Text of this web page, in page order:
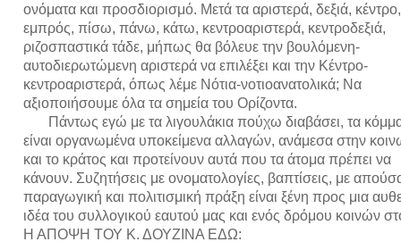
ονόματα και προσδιορισμό. Μετά τα αριστερά, δεξιά, κέντρο,
εμπρός, πίσω, πάνω, κάτω, κεντροαριστερά, κεντροδεξιά,
ριζοσπαστικά τάδε, μήπως θα βόλευε την βουλόμενη-
αυτοδιερωτώμενη αριστερά να επιλέξει και την Κέντρο-
κεντροαριστερά, όπως λέμε Νότια-νοτιοανατολικά; Να
αξιοποιήσουμε όλα τα σημεία του Ορίζοντα.
είναι οργανωμένα υποκείμενα αλλαγών, ανάμεσα στην
και το κράτος και προτείνουν αυτά που τα άτομα πρέπει να
κάνουν. Συζητήσεις με ονοματολογίες, βαπτίσεις, με
παραγωγική και πολιτισμική πράξη είναι ξένη προς μια
ιδέα του συλλογικού εαυτού μας και ενός δρόμου κοινών
Η ΑΠΟΨΗ ΤΟΥ Κ. ΔΟΥΖΙΝΑ ΕΔΩ: